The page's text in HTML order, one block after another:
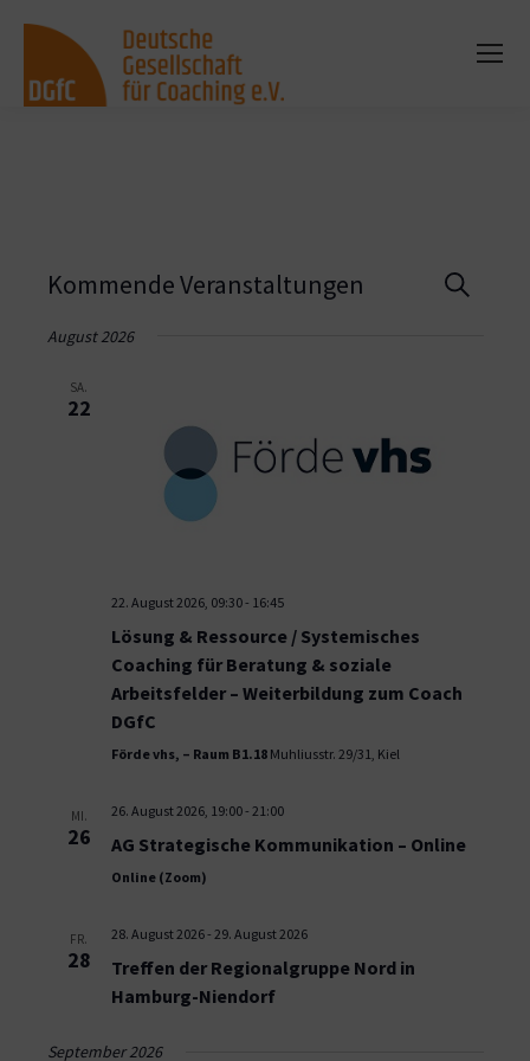
Suche
Kommende Veranstaltungen
August 2026
SA.
22
22. August 2026, 09:30- 16:45
Lösung & Ressource / Systemisches
Coaching für Beratung & soziale
Arbeitsfelder – Weiterbildung zum Coach
DGfC
Förde vhs, – Raum B1.18 Muhliusstr. 29/31, Kiel
MI.
26
26. August 2026, 19:00- 21:00
AG Strategische Kommunikation – Online
Online (Zoom)
FR.
28
28. August 2026- 29. August 2026
Treffen der Regionalgruppe Nord in
Hamburg-Niendorf
September 2026